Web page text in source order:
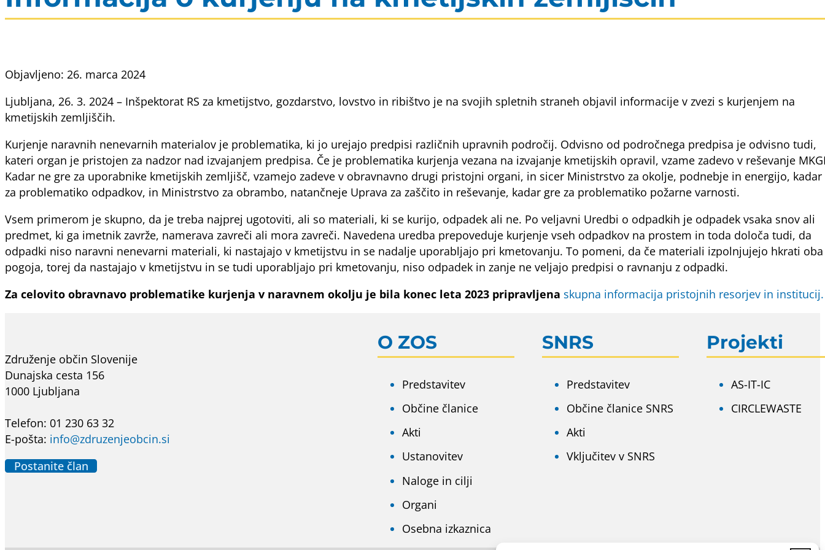
Objavljeno: 26. marca 2024
Ljubljana, 26. 3. 2024 – Inšpektorat RS za kmetijstvo, gozdarstvo, lovstvo in ribištvo je na svojih spletnih straneh objavil informacije v zvezi s kurjenjem na
kmetijskih zemljiščih.
Kurjenje naravnih nenevarnih materialov je problematika, ki jo urejajo predpisi različnih upravnih področij. Odvisno od področnega predpisa je odvisno tudi,
kateri organ je pristojen za nadzor nad izvajanjem predpisa. Če je problematika kurjenja vezana na izvajanje kmetijskih opravil, vzame zadevo v reševanje
Kadar ne gre za uporabnike kmetijskih zemljišč, vzamejo zadeve v obravnavno drugi pristojni organi, in sicer Ministrstvo za okolje, podnebje in energijo, kadar
za problematiko odpadkov, in Ministrstvo za obrambo, natančneje Uprava za zaščito in reševanje, kadar gre za problematiko požarne varnosti.
Vsem primerom je skupno, da je treba najprej ugotoviti, ali so materiali, ki se kurijo, odpadek ali ne. Po veljavni Uredbi o odpadkih je odpadek vsaka snov ali
predmet, ki ga imetnik zavrže, namerava zavreči ali mora zavreči. Navedena uredba prepoveduje kurjenje vseh odpadkov na prostem in toda določa tudi, da
odpadki niso naravni nenevarni materiali, ki nastajajo v kmetijstvu in se nadalje uporabljajo pri kmetovanju. To pomeni, da če materiali izpolnjujejo hkrati oba
pogoja, torej da nastajajo v kmetijstvu in se tudi uporabljajo pri kmetovanju, niso odpadek in zanje ne veljajo predpisi o ravnanju z odpadki.
Za celovito obravnavo problematike kurjenja v naravnem okolju je bila konec leta 2023 pripravljena skupna informacija pristojnih resorjev in institucij.
Združenje občin Slovenije
Dunajska cesta 156
1000 Ljubljana
Telefon: 01 230 63 32
E-pošta: info@zdruzenjeobcin.si
Postanite član
O ZOS
Predstavitev
Občine članice
Akti
Ustanovitev
Naloge in cilji
Organi
Osebna izkaznica
SNRS
Predstavitev
Občine članice SNRS
Akti
Vključitev v SNRS
Projekti
AS-IT-IC
CIRCLEWASTE